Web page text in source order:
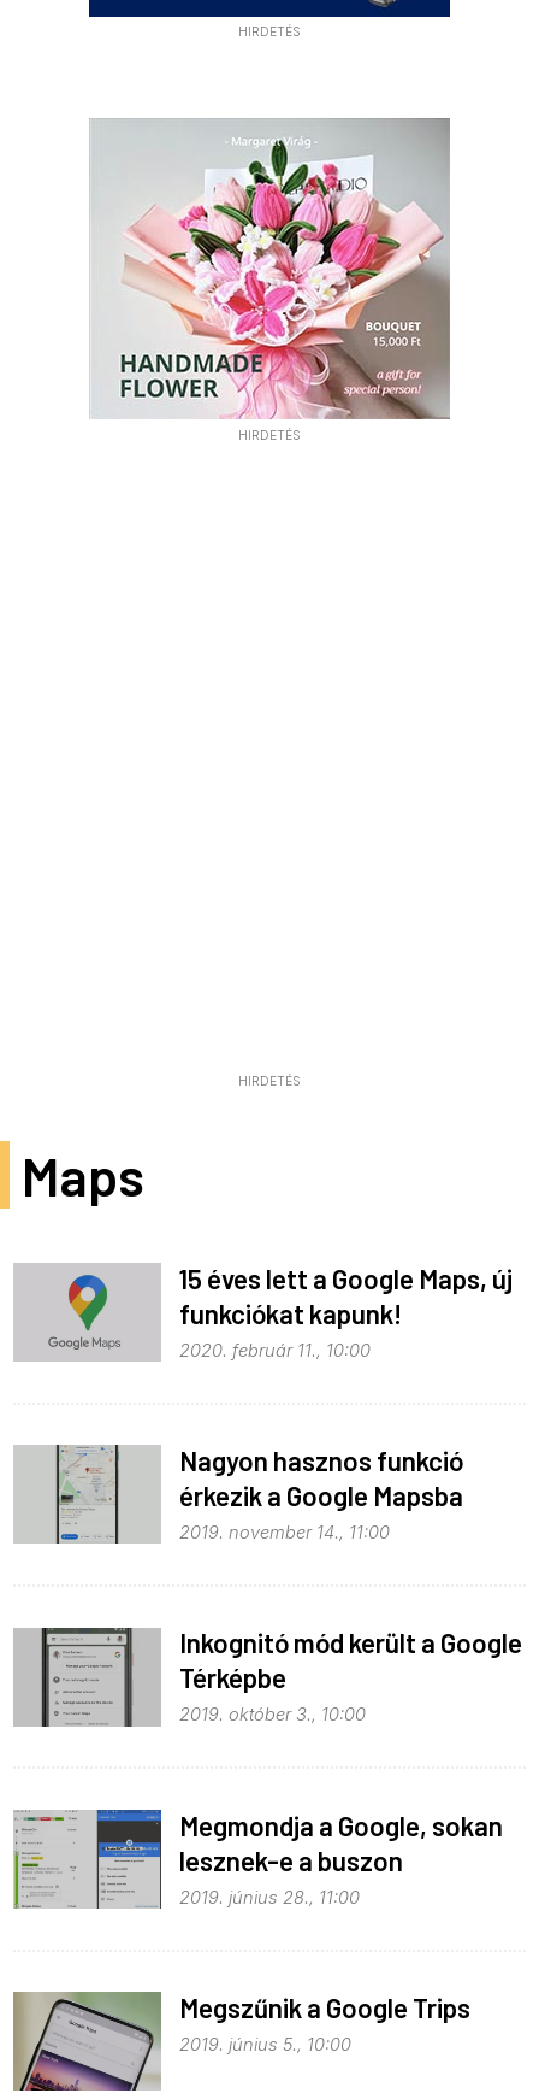
HIRDETÉS
HIRDETÉS
HIRDETÉS
Maps
15 éves lett a Google Maps, új
funkciókat kapunk!
2020. február 11., 10:00
Nagyon hasznos funkció
érkezik a Google Mapsba
2019. november 14., 11:00
Inkognitó mód került a Google
Térképbe
2019. október 3., 10:00
Megmondja a Google, sokan
lesznek-e a buszon
2019. június 28., 11:00
Megszűnik a Google Trips
2019. június 5., 10:00